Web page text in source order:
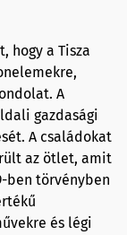
hogy a Tisza
A
gazdasági
A családokat
az ötlet, amit
ben törvényben
és légi